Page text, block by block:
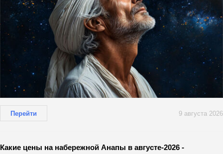
Перейти 9 августа 2026
Какие цены на набережной Анапы в августе-2026 -